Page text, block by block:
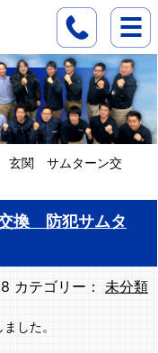
玄関 サムターン交
換 防犯サムタ
カテゴリー： 未分類
した。